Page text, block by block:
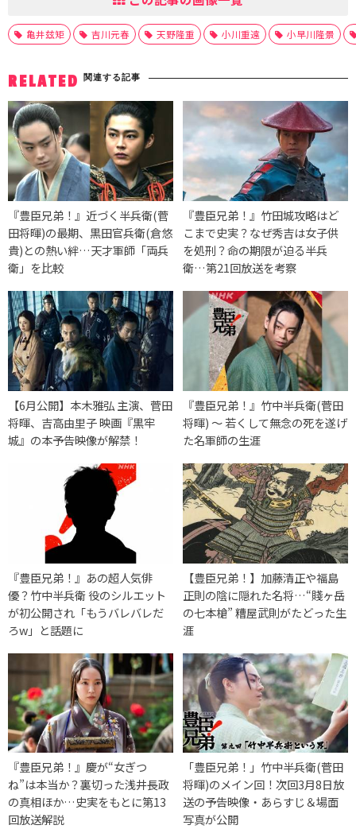
亀井玆矩 吉川元春 天野隆重 小川重遠 小早川隆景
RELATED 関連する記事
『豊臣兄弟！』近づく半兵衛(菅
田将暉)の最期、黒田官兵衛(倉悠
貴)との熱い絆…天才軍師「両兵
衛」を比較
『豊臣兄弟！』竹田城攻略はど
こまで史実？なぜ秀吉は女子供
を処刑？命の期限が迫る半兵
衛…第21回放送を考察
【6月公開】本木雅弘 主演、菅田
将暉、吉高由里子 映画『黒牢
城』の本予告映像が解禁！
『豊臣兄弟！』竹中半兵衛(菅田
将暉) 〜 若くして無念の死を遂げ
た名軍師の生涯
『豊臣兄弟！』あの超人気俳
優？竹中半兵衛 役のシルエット
が初公開され「もうバレバレだ
ろw」と話題に
【豊臣兄弟！】加藤清正や福島
正則の陰に隠れた名将…“賤ヶ岳
の七本槍” 糟屋武則がたどった生
涯
『豊臣兄弟！』慶が“女ぎつ
ね”は本当か？裏切った浅井長政
の真相ほか…史実をもとに第13
回放送解説
「豊臣兄弟！」竹中半兵衛(菅田
将暉)のメイン回！次回3月8日放
送の予告映像・あらすじ＆場面
写真が公開